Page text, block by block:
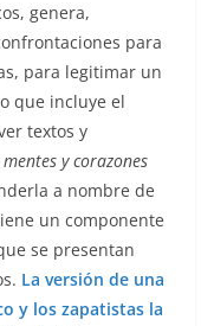
genera,
para
para legitimar un
que incluye el
textos y
y corazones
a nombre de
un componente
se presentan
La versión de una
y los zapatistas la